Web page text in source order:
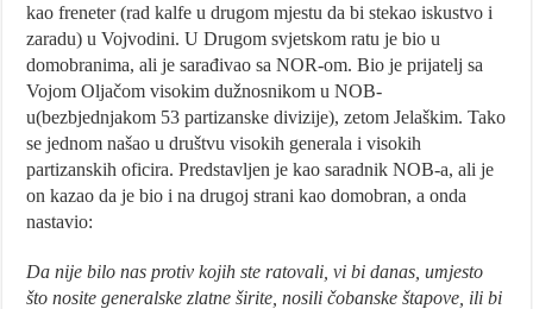
kao freneter (rad kalfe u drugom mjestu da bi stekao iskustvo i
zaradu) u Vojvodini. U Drugom svjetskom ratu je bio u
domobranima, ali je sarađivao sa NOR-om. Bio je prijatelj sa
Vojom Oljačom visokim dužnosnikom u NOB-
u(bezbjednjakom 53 partizanske divizije), zetom Jelaškim. Tako
se jednom našao u društvu visokih generala i visokih
partizanskih oficira. Predstavljen je kao saradnik NOB-a, ali je
on kazao da je bio i na drugoj strani kao domobran, a onda
nastavio:
Da nije bilo nas protiv kojih ste ratovali, vi bi danas, umjesto
što nosite generalske zlatne širite, nosili čobanske štapove, ili bi